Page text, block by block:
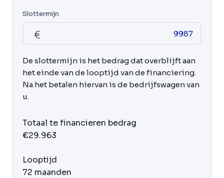
Slottermijn
De slottermijn is het bedrag dat overblijft aan
het einde van de looptijd van de financiering.
Na het betalen hiervan is de bedrijfswagen van
u.
Totaal te financieren bedrag
€29.963
Looptijd
72 maanden